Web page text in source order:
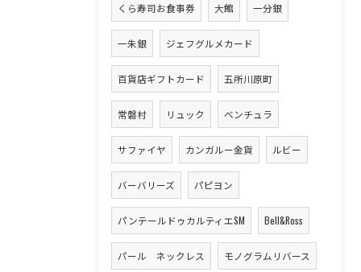
くら寿司お食事券 大館 一分銀
一朱銀 ジェフグルメカード
百貨店ギフトカード 五所川原町
常磐村 リュック ベンチュラ
サファイヤ カンガルー金貨 ルビー
バーバリーズ パピヨン
パンテールドゥカルティエSM Bell&Ross
パール ネックレス モノグラムリバース